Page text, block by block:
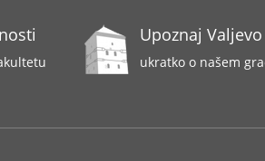
Upoznaj Valjevo
ukratko o našem